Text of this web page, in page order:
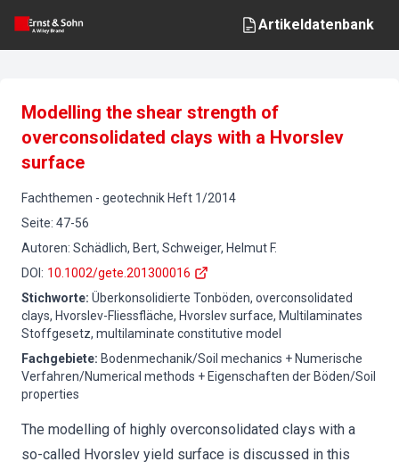
Artikeldatenbank
Modelling the shear strength of
overconsolidated clays with a Hvorslev
surface
Fachthemen - geotechnik Heft 1/2014
Seite: 47-56
Autoren: Schädlich, Bert, Schweiger, Helmut F.
DOI : 10.1002/gete.201300016
Stichworte: Überkonsolidierte Tonböden, overconsolidated
clays, Hvorslev-Fliessfläche, Hvorslev surface, Multilaminates
Stoffgesetz, multilaminate constitutive model
Fachgebiete: Bodenmechanik/Soil mechanics + Numerische
Verfahren/Numerical methods + Eigenschaften der Böden/Soil
properties
The modelling of highly overconsolidated clays with a
so-called Hvorslev yield surface is discussed in this